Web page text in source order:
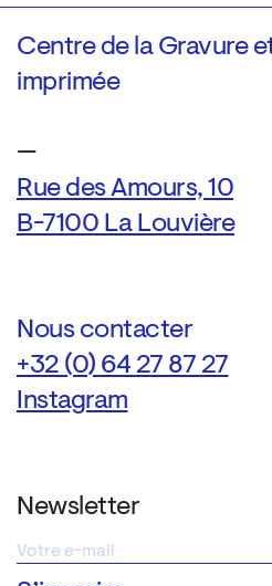
Centre de la Gravure
imprimée
—
Rue des Amours, 10
B-7100 La Louvière
Nous contacter
+32 (0) 64 27 87 27
Instagram
Newsletter